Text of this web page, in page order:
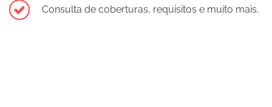
Consulta de coberturas, requisitos e muito mais.